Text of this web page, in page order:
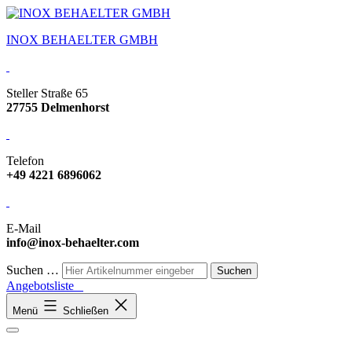
INOX BEHAELTER GMBH
Steller Straße 65
27755 Delmenhorst
Telefon
+49 4221 6896062
E-Mail
info@inox-behaelter.com
Suchen …
Angebotsliste
Menü Schließen